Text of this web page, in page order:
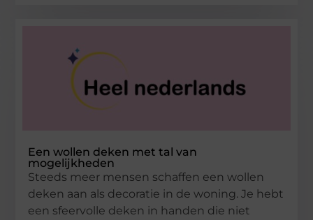
Een wollen deken met tal van
mogelijkheden
Steeds meer mensen schaffen een wollen
deken aan als decoratie in de woning. Je hebt
een sfeervolle deken in handen die niet